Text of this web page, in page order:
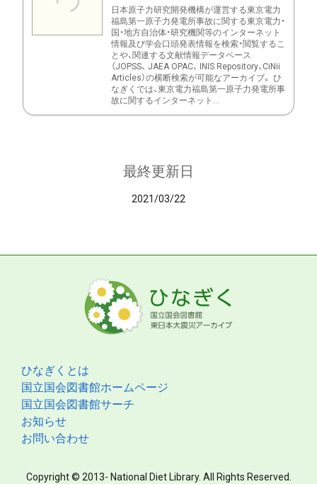
日本原子力研究開発機構が運営する東京電力
福島第一原子力発電所事故に関する東京電力・
国・地方自治体・研究機関等のインターネット
情報及び学会口頭発表情報を検索・閲覧するこ
とや、関連する文献情報データベース
（JOPSS、 JAEA OPAC、 INIS Repository、CiNii
Articles）の横断検索が可能なアーカイブ。 ひ
なぎくでは、東京電力福島第一原子力発電所事
故に関するインターネット...
最終更新日
2021/03/22
ひなぎくとは
国立国会図書館ホームページ
国立国会図書館サーチ
お知らせ
お問い合わせ
Copyright © 2013- National Diet Library. All Rights Reserved.